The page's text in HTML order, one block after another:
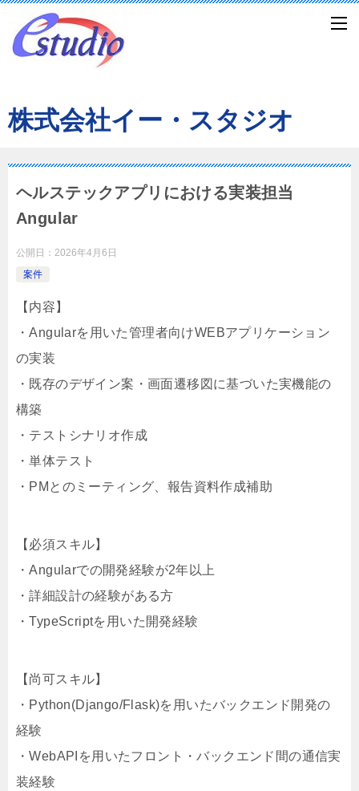
株式会社イー・スタジオ
ヘルステックアプリにおける実装担当
Angular
公開日： 2026年4月6日
案件
【内容】
・Angularを用いた管理者向けWEBアプリケーション
の実装
・既存のデザイン案・画面遷移図に基づいた実機能の
構築
・テストシナリオ作成
・単体テスト
・PMとのミーティング、報告資料作成補助
【必須スキル】
・Angularでの開発経験が2年以上
・詳細設計の経験がある方
・TypeScriptを用いた開発経験
【尚可スキル】
・Python(Django/Flask)を用いたバックエンド開発の
経験
・WebAPIを用いたフロント・バックエンド間の通信実
装経験